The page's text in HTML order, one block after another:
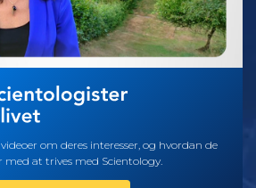
om deres interesser, og hvordan de
at trives med Scientology.